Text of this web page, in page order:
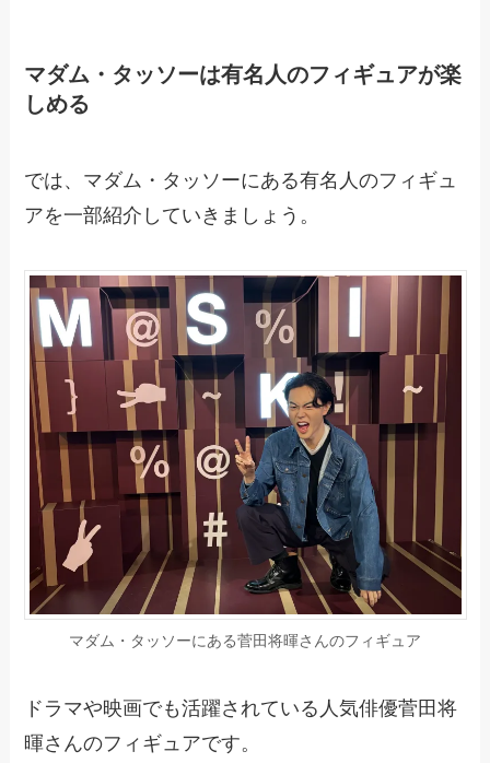
マダム・タッソーは有名人のフィギュアが楽
しめる
では、マダム・タッソーにある有名人のフィギュ
アを一部紹介していきましょう。
マダム・タッソーにある菅田将暉さんのフィギュア
ドラマや映画でも活躍されている人気俳優菅田将
暉さんのフィギュアです。